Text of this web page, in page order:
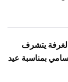
يتشرف
بمناسبة عيد